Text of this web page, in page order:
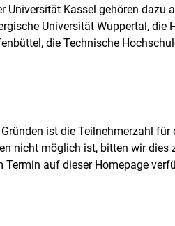
Universität Kassel gehören dazu
Universität Wuppertal, die
die Technische
ist die Teilnehmerzahl
nicht möglich ist, bitten wir dies
Termin auf dieser Homepage